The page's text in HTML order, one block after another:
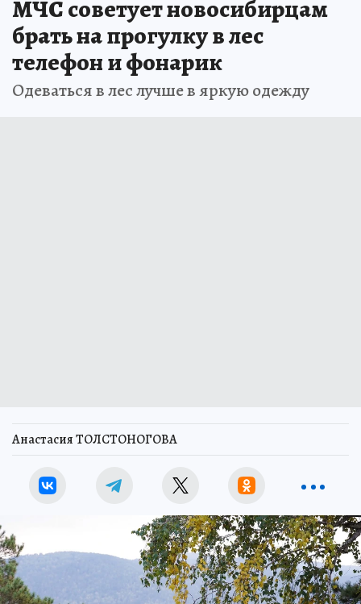
МЧС советует новосибирцам
брать на прогулку в лес
телефон и фонарик
Одеваться в лес лучше в яркую одежду
Анастасия ТОЛСТОНОГОВА